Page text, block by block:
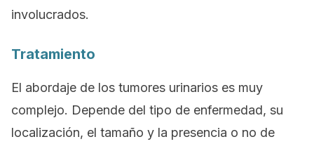
involucrados.
Tratamiento
El abordaje de los tumores urinarios es muy
complejo. Depende del tipo de enfermedad, su
localización, el tamaño y la presencia o no de